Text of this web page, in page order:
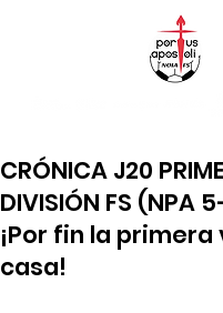
CRÓNICA J20
DIVISIÓN FS (NPA
¡Por fin la
casa!